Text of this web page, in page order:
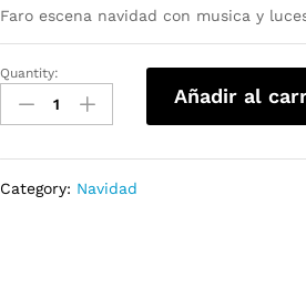
Faro escena navidad con musica y
Quantity:
Añadir al
Category: Navidad